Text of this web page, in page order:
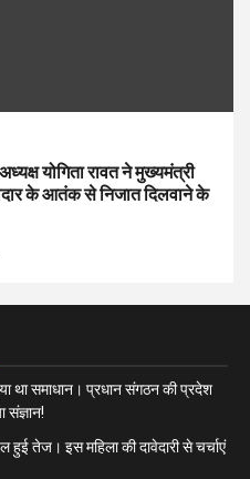
योगिता रावत ने मुख्यमंत्री
के आतंक से निजात दिलवाने के
था समाधान। प्रधान संगठन की प्रदेश
संज्ञान!
हुई तेज। इस महिला की दावेदारी से चर्चाएं